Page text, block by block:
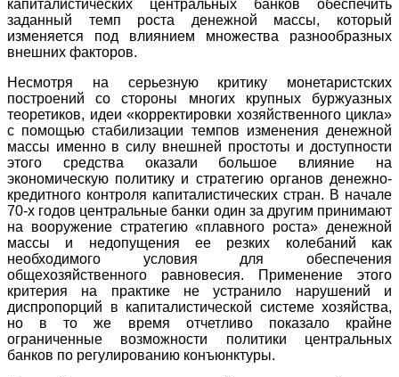
капиталистических центральных банков обеспечить
заданный темп роста денежной массы, который
изменяется под влиянием множества разнообразных
внешних факторов.
Несмотря на серьезную критику монетаристских
построений со стороны многих крупных буржуазных
теоретиков, идеи «корректировки хозяйственного цикла»
с помощью стабилизации темпов изменения денежной
массы именно в силу внешней простоты и доступности
этого средства оказали большое влияние на
экономическую политику и стратегию органов денежно-
кредитного контроля капиталистических стран. В начале
70-х годов центральные банки один за другим принимают
на вооружение стратегию «плавного роста» денежной
массы и недопущения ее резких колебаний как
необходимого условия для обеспечения
общехозяйственного равновесия. Применение этого
критерия на практике не устранило нарушений и
диспропорций в капиталистической системе хозяйства,
но в то же время отчетливо показало крайне
ограниченные возможности политики центральных
банков по регулированию конъюнктуры.